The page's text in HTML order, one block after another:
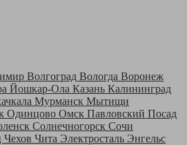
Волгоград Вологда Воронеж
Йошкар-Ола Казань Калининград
Мурманск Мытищи
Одинцово Омск Павловский Посад
Солнечногорск Сочи
Чехов Чита Электросталь Энгельс